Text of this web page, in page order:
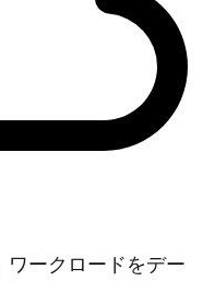
ワークロードをデー